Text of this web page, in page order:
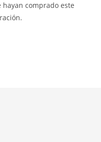
comprado este